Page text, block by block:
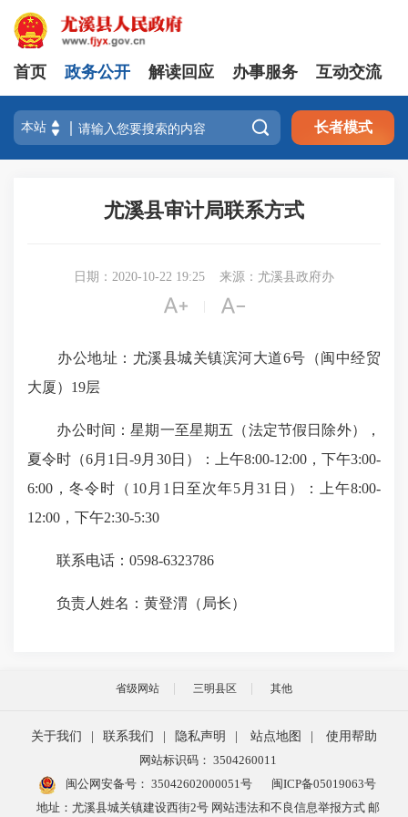
首页 政务公开 解读回应 办事服务 互动交流
 长者模式
尤溪县审计局联系方式
日期：2020-10-22 19:25 来源：尤溪县政府办
 
办公地址：尤溪县城关镇滨河大道6号（闽中经贸
大厦）19层
办公时间：星期一至星期五（法定节假日除外），
夏令时（6月1日-9月30日）：上午8:00-12:00，下午3:00-
6:00，冬令时（10月1日至次年5月31日）：上午8:00-
12:00，下午2:30-5:30
联系电话：0598-6323786
负责人姓名：黄登渭（局长）
省级网站 三明县区 其他
关于我们 联系我们 隐私声明 站点地图
使用帮助
网站标识码： 3504260011
闽公网安备号： 35042602000051号
闽ICP备05019063号
地址：尤溪县城关镇建设西街2号 网站违法和不良信息举报方式 邮